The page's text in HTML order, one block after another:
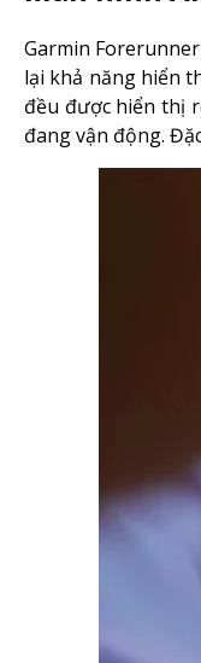
Garmin
lại khả năng hiển
đều được hiển thị
đang vận động.